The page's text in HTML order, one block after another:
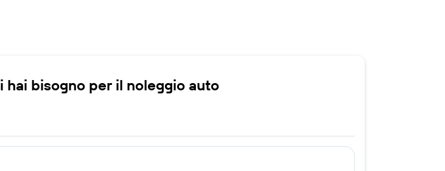
bisogno per il noleggio auto